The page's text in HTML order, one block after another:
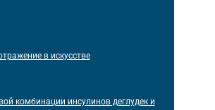
в искусстве
комбинации инсулинов деглудек и